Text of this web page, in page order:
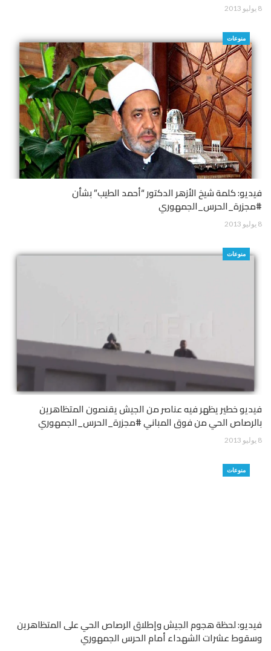
8 يوليو 2013
منوعات
فيديو: كلمة شيخ الأزهر الدكتور “أحمد الطيب” بشأن
#مجزرة_الحرس_الجمهوري
8 يوليو 2013
منوعات
فيديو خطير يظهر فيه عناصر من الجيش يقنصون المتظاهرين
بالرصاص الحي من فوق المباني #مجزرة_الحرس_الجمهوري
8 يوليو 2013
منوعات
فيديو: لحظة هجوم الجيش وإطلاق الرصاص الحي على المتظاهرين
وسقوط عشرات الشهداء أمام الحرس الجمهوري